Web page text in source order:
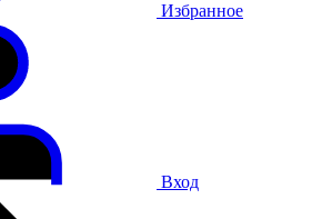
Избранное
Вход